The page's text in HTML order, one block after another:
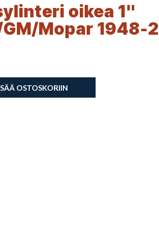
oikea 1"
Mopar 1948-
OSTOSKORIIN